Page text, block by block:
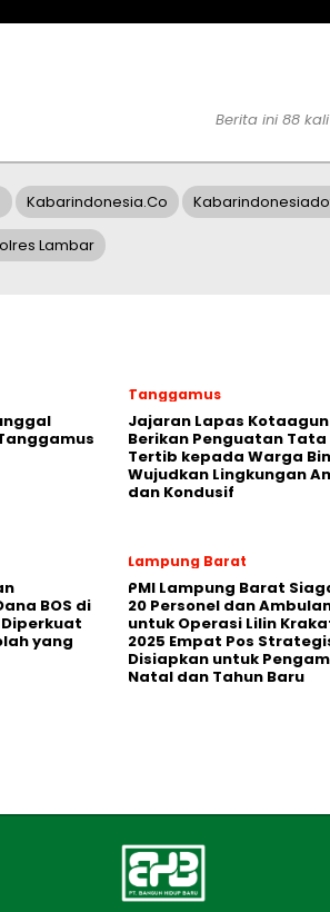
Berita ini 88
Kabarindonesia.co
Lambar
Tanggamus
Jajaran Lapas
Berikan Penguatan Tata
Tertib kepada Warga
Wujudkan Lingkungan
dan Kondusif
BOS di
Diperkuat
yang
Lampung Barat
PMI Lampung Barat
20 Personel dan
untuk Operasi Lilin
2025 Empat Pos
Disiapkan untuk
Natal dan Tahun Baru